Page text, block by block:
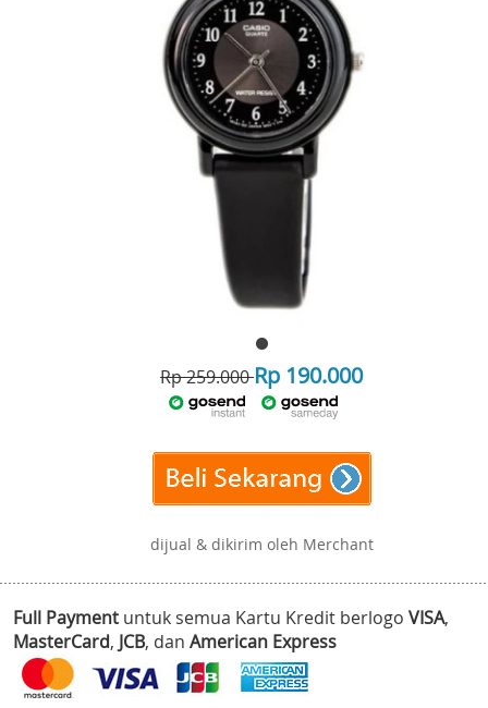
Rp 259.000Rp 190.000
dijual & dikirim oleh Merchant
Full Payment untuk semua Kartu Kredit berlogo VISA,
MasterCard, JCB, dan American Express